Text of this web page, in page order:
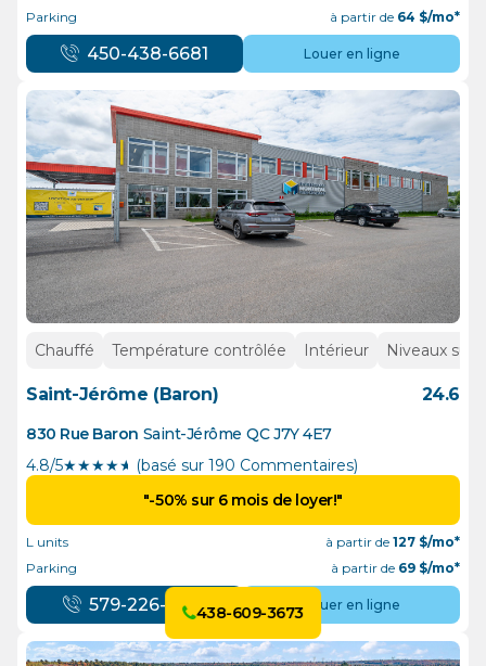
Parking
à partir de 64 $/mo*
450-438-6681 Louer en ligne
Chauffé Température contrôlée Intérieur Niveaux
Saint-Jérôme (Baron) 24.6
830 Rue Baron Saint-Jérôme QC J7Y 4E7
4.8/5★★★★½ (basé sur 190 Commentaires)
"-50% sur 6 mois de loyer!"
L units à partir de 127 $/mo*
Parking
à partir de 69 $/mo*
579-226-0123 Louer en ligne
438-609-3673